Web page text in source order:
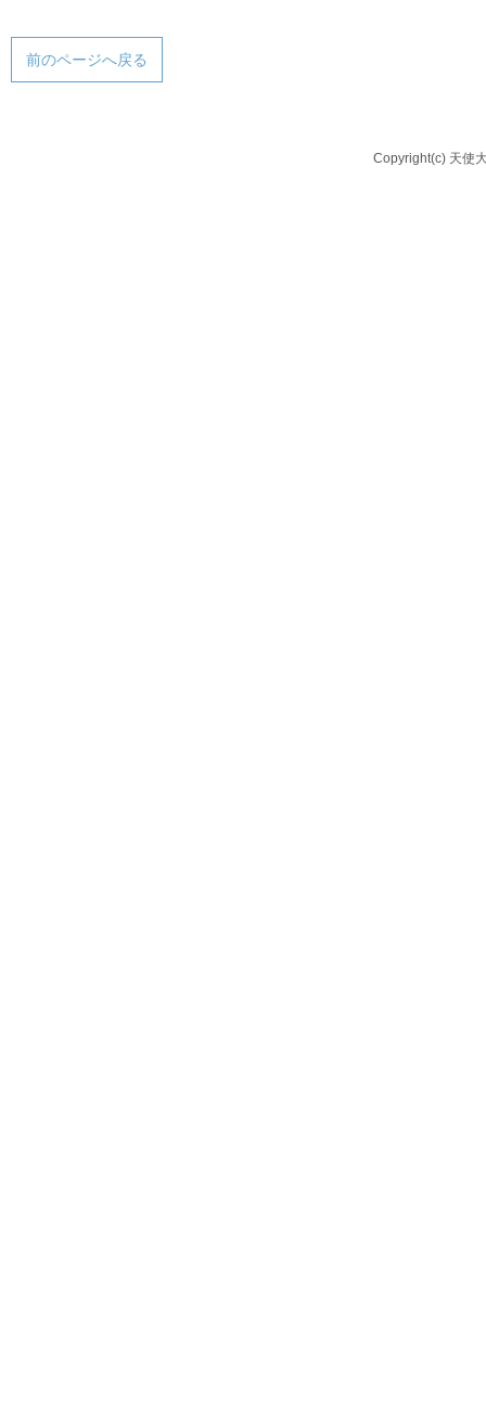
前のページへ戻る
Copyright(c) 天使